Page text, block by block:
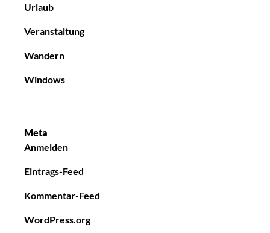
Urlaub
Veranstaltung
Wandern
Windows
Meta
Anmelden
Eintrags-Feed
Kommentar-Feed
WordPress.org